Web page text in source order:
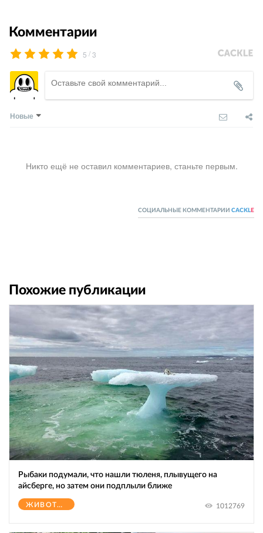
Комментарии
5 /3
Новые
Никто ещё не оставил комментариев, станьте первым.
СОЦИАЛЬНЫЕ КОММЕНТАРИИ CACKL E
Похожие публикации
Рыбаки подумали, что нашли тюленя, плывущего на
айсберге, но затем они подплыли ближе
ЖИВОТНЫЕ 1012769